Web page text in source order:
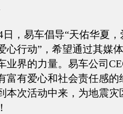
，易车倡导“天佑华夏
心行动”，希望通过其媒
业界的力量。易车公司
富有爱心和社会责任感的
本次活动中来，为地震灾